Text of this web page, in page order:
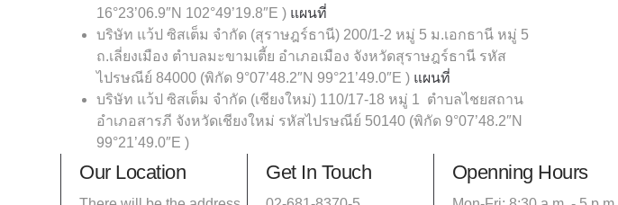
16°23’06.9″N 102°49’19.8″E ) แผนที่
บริษัท แว้ป ซิสเต็ม จำกัด (สุราษฎร์ธานี) 200/1-2 หมู่ 5 ม.เอกธานี หมู่ 5
ถ.เลี่ยงเมือง ตำบลมะขามเตี้ย อำเภอเมือง จังหวัดสุราษฎร์ธานี รหัส
ไปรษณีย์ 84000 (พิกัด 9°07’48.2″N 99°21’49.0″E ) แผนที่
บริษัท แว้ป ซิสเต็ม จำกัด (เชียงใหม่) 110/17-18 หมู่ 1 ตำบลไชยสถาน
อำเภอสารภี จังหวัดเชียงใหม่ รหัสไปรษณีย์ 50140 (พิกัด 9°07’48.2″N
99°21’49.0″E )
Our Location Get In Touch Openning Hours